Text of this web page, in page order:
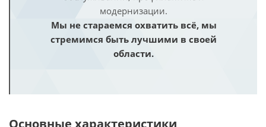
модернизации.
Мы не стараемся охватить всё, мы
стремимся быть лучшими в своей
области.
Основные характеристики